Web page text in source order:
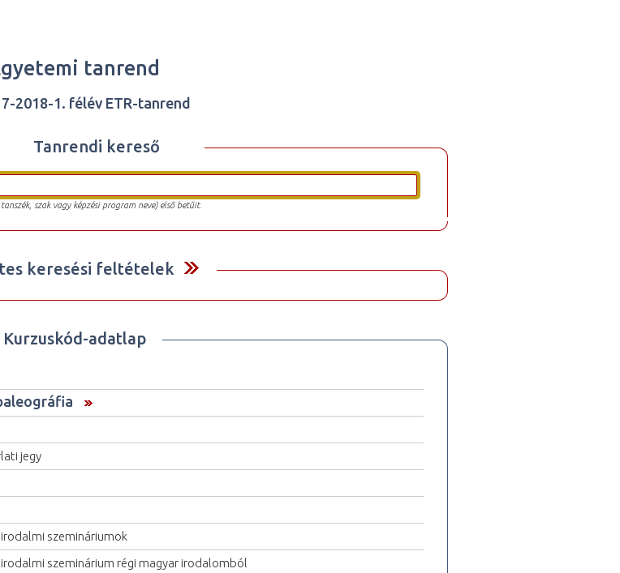
tanrend
2018-1. félév ETR-tanrend
Tanrendi kereső
szak vagy képzési program neve) első betűit.
keresési feltételek
Kurzuskód-adatlap
jegy
szemináriumok
szeminárium régi magyar irodalomból